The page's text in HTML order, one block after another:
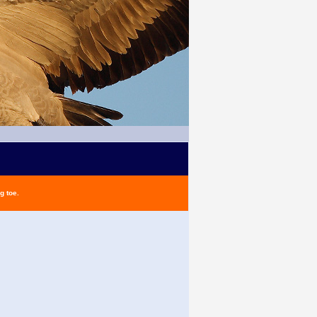
toe.